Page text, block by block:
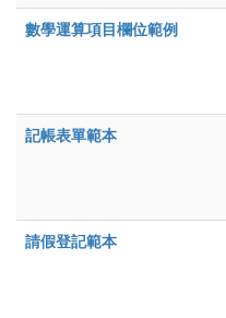
數學運算項目欄位範例
記帳表單範本
請假登記範本